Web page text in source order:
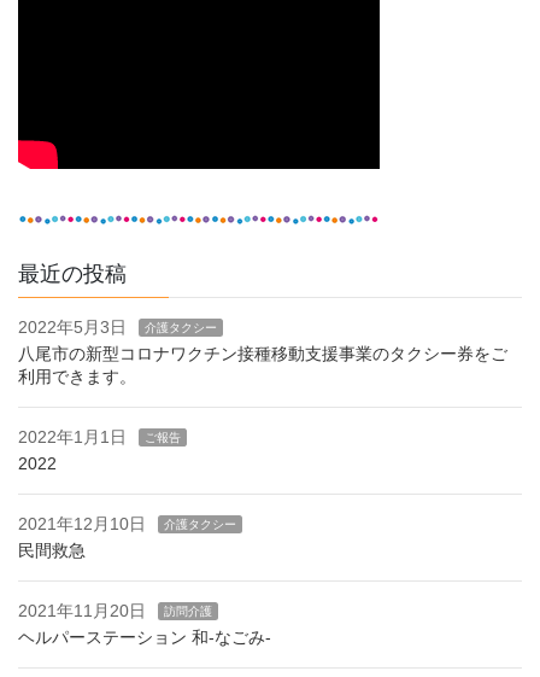
最近の投稿
2022年5月3日 介護タクシー
八尾市の新型コロナワクチン接種移動支援事業のタクシー券をご
利用できます。
2022年1月1日 ご報告
2022
2021年12月10日 介護タクシー
民間救急
2021年11月20日 訪問介護
ヘルパーステーション 和-なごみ-